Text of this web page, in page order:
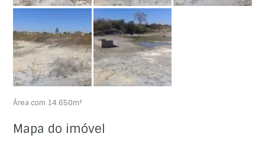
Área com 14.650m²
Mapa do imóvel